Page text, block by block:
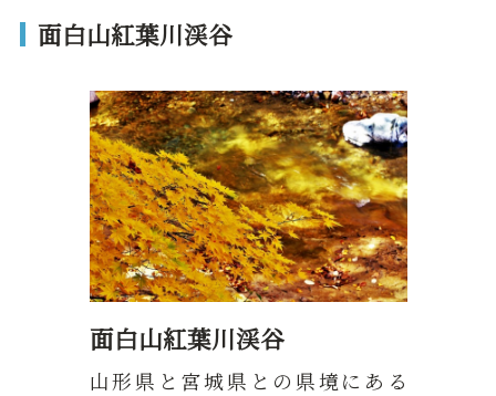
面白山紅葉川渓谷
面白山紅葉川渓谷
山形県と宮城県との県境にある